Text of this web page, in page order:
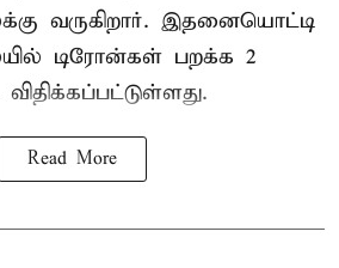
வருகிறார். இதனையொட்டி
டிரோன்கள் பறக்க 2
Read More